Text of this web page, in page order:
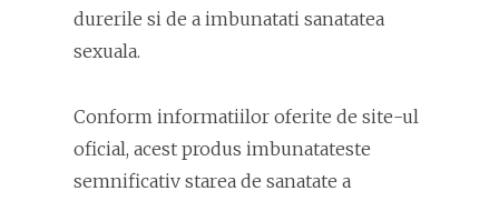
durerile si de a imbunatati sanatatea
sexuala.
Conform informatiilor oferite de site-ul
oficial, acest produs imbunatateste
semnificativ starea de sanatate a